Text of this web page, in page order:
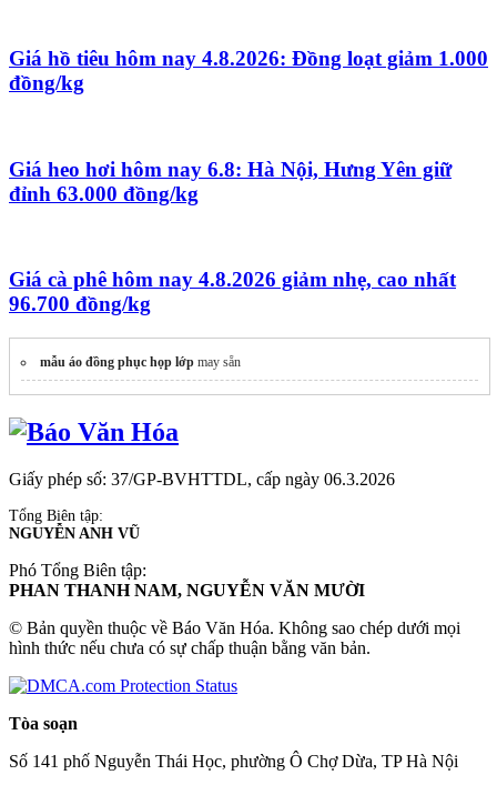
Giá hồ tiêu hôm nay 4.8.2026: Đồng loạt giảm 1.000
đồng/kg
Giá heo hơi hôm nay 6.8: Hà Nội, Hưng Yên giữ
đỉnh 63.000 đồng/kg
Giá cà phê hôm nay 4.8.2026 giảm nhẹ, cao nhất
96.700 đồng/kg
mẫu áo đồng phục họp lớp may sẵn
Giấy phép số: 37/GP-BVHTTDL, cấp ngày 06.3.2026
Tổng Biên tập:
NGUYỄN ANH VŨ
Phó Tổng Biên tập:
PHAN THANH NAM, NGUYỄN VĂN MƯỜI
© Bản quyền thuộc về Báo Văn Hóa. Không sao chép dưới mọi
hình thức nếu chưa có sự chấp thuận bằng văn bản.
Tòa soạn
Số 141 phố Nguyễn Thái Học, phường Ô Chợ Dừa, TP Hà Nội